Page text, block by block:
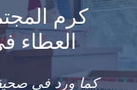
كرم
العطاء